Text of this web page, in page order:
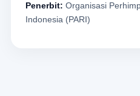
Penerbit: Organisasi
Indonesia (PARI)